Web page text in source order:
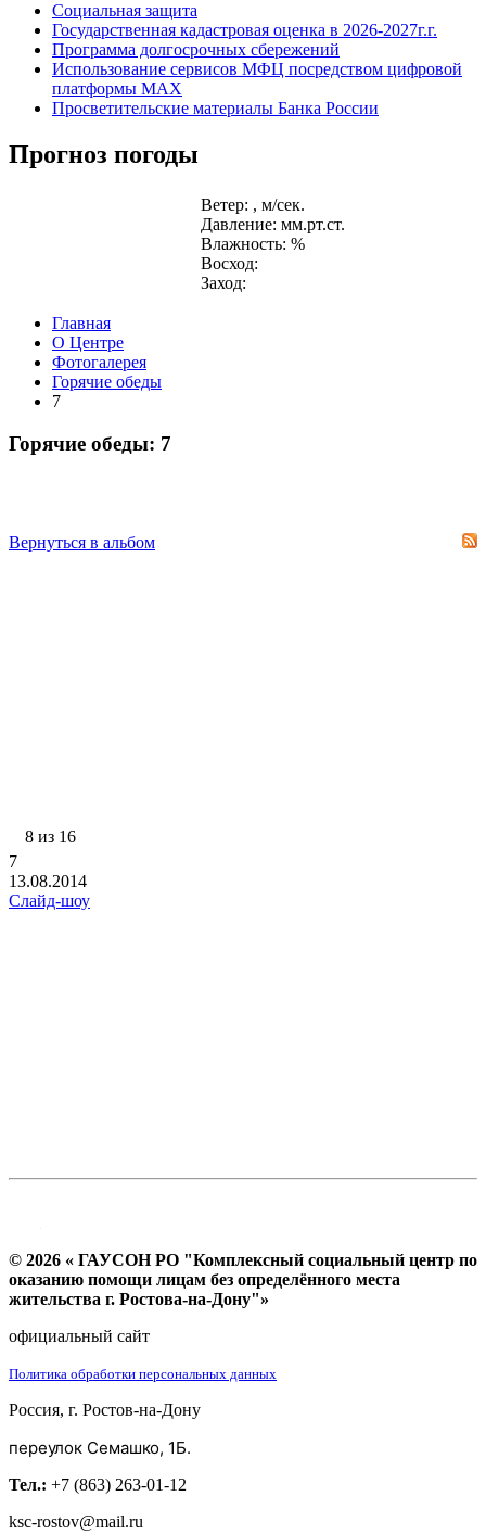
Социальная защита
Государственная кадастровая оценка в 2026-2027г.г.
Программа долгосрочных сбережений
Использование сервисов МФЦ посредством цифровой
платформы MAX
Просветительские материалы Банка России
Прогноз погоды
Ветер: , м/сек.
Давление: мм.рт.ст.
Влажность: %
Восход:
Заход:
Главная
О Центре
Фотогалерея
Горячие обеды
7
Горячие обеды: 7
Вернуться в альбом
8 из 16
7
13.08.2014
Слайд-шоу
© 2026 « ГАУСОН РО "Комплексный социальный центр по
оказанию помощи лицам без определённого места
жительства г. Ростова-на-Дону"»
официальный сайт
Политика обработки персональных данных
Россия, г. Ростов-на-Дону
переулок Семашко, 1Б.
Тел.: +7 (863) 263-01-12
ksc-rostov@mail.ru